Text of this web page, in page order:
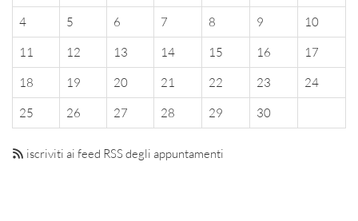
4
5 6 7 8 9
10
11
12 13 14 15 16
17
18
19 20 21 22 23
24
25
26 27 28 29 30
iscriviti ai feed RSS degli appuntamenti